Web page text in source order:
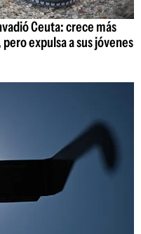
Ceuta: crece más
expulsa a sus jóvenes